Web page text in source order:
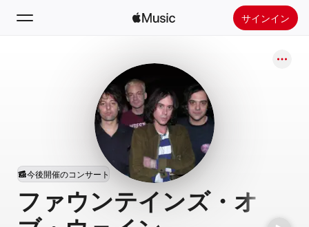
サインイン
新着おすすめ
Apple Musicをインストール
ファウンテインズ・オ
今後開催のコンサート